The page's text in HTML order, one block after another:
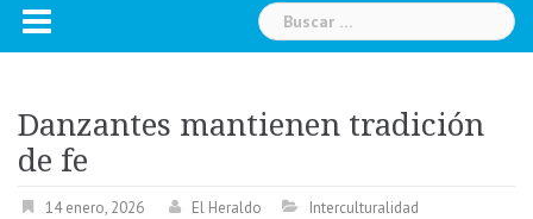
Buscar:
Danzantes mantienen tradición
de fe
14 enero, 2026 El Heraldo Interculturalidad